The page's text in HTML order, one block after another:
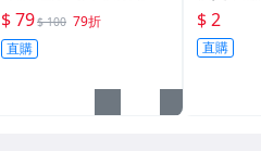
蚓 海魚餌 紅蟲 路亞餌
假餌 誘餌 仿生餌 擬餌
路亞軟餌
$ 79$ 100 79折
直購
平 打扁 打平
雙環 路亞
路亞環
$ 2
直購